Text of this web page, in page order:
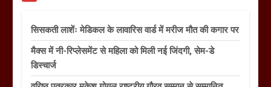
सिसकती लाशेंः मेडिकल के लावारिस वार्ड में मरीज मौत की कगार पर
मैक्स में नी-रिप्लेसमेंट से महिला को मिली नई जिंदगी, सेम-डे
डिस्चार्ज